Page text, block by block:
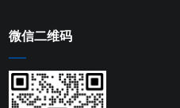
微信二维码